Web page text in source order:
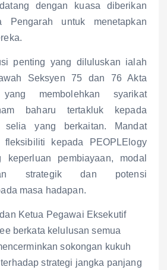
dengan kuasa diberikan
Pengarah untuk menetapkan
penting yang diluluskan ialah
Seksyen 75 dan 76 Akta
membolehkan syarikat
baharu tertakluk kepada
selia yang berkaitan. Mandat
fleksibiliti kepada PEOPLElogy
keperluan pembiayaan, modal
strategik dan potensi
masa hadapan.
Ketua Pegawai Eksekutif
berkata kelulusan semua
sokongan kukuh
strategi jangka panjang